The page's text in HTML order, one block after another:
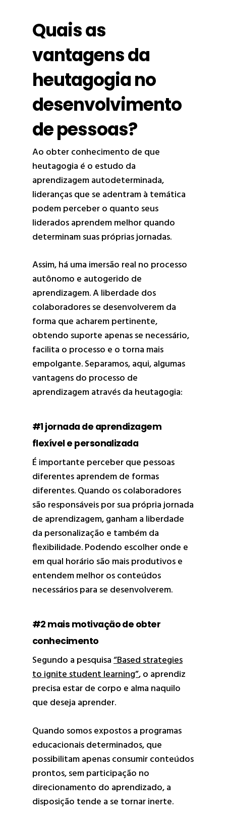
Quais as
vantagens da
heutagogia no
desenvolvimento
de pessoas?
Ao obter conhecimento de que
heutagogia é o estudo da
aprendizagem autodeterminada,
lideranças que se adentram à temática
podem perceber o quanto seus
liderados aprendem melhor quando
determinam suas próprias jornadas.
Assim, há uma imersão real no processo
autônomo e autogerido de
aprendizagem. A liberdade dos
colaboradores se desenvolverem da
forma que acharem pertinente,
obtendo suporte apenas se necessário,
facilita o processo e o torna mais
empolgante. Separamos, aqui, algumas
vantagens do processo de
aprendizagem através da heutagogia:
#1 jornada de aprendizagem
flexível e personalizada
É importante perceber que pessoas
diferentes aprendem de formas
diferentes. Quando os colaboradores
são responsáveis por sua própria jornada
de aprendizagem, ganham a liberdade
da personalização e também da
flexibilidade. Podendo escolher onde e
em qual horário são mais produtivos e
entendem melhor os conteúdos
necessários para se desenvolverem.
#2 mais motivação de obter
conhecimento
Segundo a pesquisa“Based strategies
to ignite student learning”, o aprendiz
precisa estar de corpo e alma naquilo
que deseja aprender.
Quando somos expostos a programas
educacionais determinados, que
possibilitam apenas consumir conteúdos
prontos, sem participação no
direcionamento do aprendizado, a
disposição tende a se tornar inerte.